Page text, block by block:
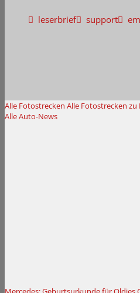
leserbrief support
Alle Fotostrecken Alle Fotostrecken zu
Alle Auto-News